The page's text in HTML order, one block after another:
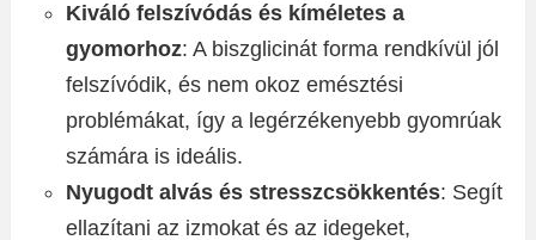
Kiváló felszívódás és kíméletes a
gyomorhoz: A biszglicinát forma rendkívül jól
felszívódik, és nem okoz emésztési
problémákat, így a legérzékenyebb gyomrúak
számára is ideális.
Nyugodt alvás és stresszcsökkentés: Segít
ellazítani az izmokat és az idegeket,